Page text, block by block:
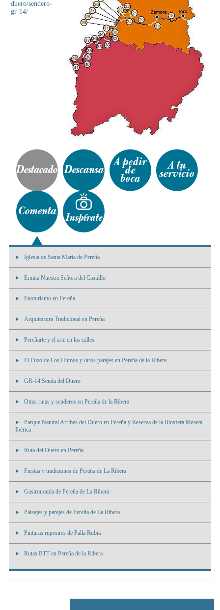
duero/sendero-
gr-14/
Iglesia de Santa María de Pereña
Ermita Nuestra Señora del Castilllo
Enoturismo en Pereña
Arquitectura Tradicional en Pereña
Pereñarte y el arte en las calles
El Pozo de Los Humos y otros parajes en Pereña de la Ribera
GR-14 Senda del Duero
Otras rutas y senderos en Pereña de la Ribera
Parque Natural Arribes del Duero en Pereña y Reserva de la Biosfera Meseta
Ibérica
Ruta del Duero en Pereña
Fiestas y tradiciones de Pereña de La Ribera
Gastronomía de Pereña de La Ribera
Paisajes y parajes de Pereña de La Ribera
Pinturas rupestres de Palla Rubia
Rutas BTT en Pereña de la Ribera